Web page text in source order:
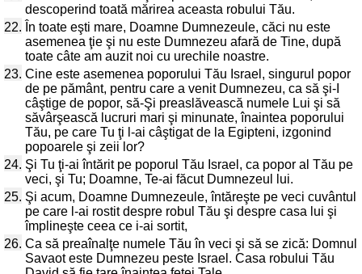
descoperind toată mărirea aceasta robului Tău.
22. În toate eşti mare, Doamne Dumnezeule, căci nu este
asemenea ţie şi nu este Dumnezeu afară de Tine, după
toate câte am auzit noi cu urechile noastre.
23. Cine este asemenea poporului Tău Israel, singurul popor
de pe pământ, pentru care a venit Dumnezeu, ca să şi-I
câştige de popor, să-Şi preaslăvească numele Lui şi să
săvârşească lucruri mari şi minunate, înaintea poporului
Tău, pe care Tu ţi l-ai câştigat de la Egipteni, izgonind
popoarele şi zeii lor?
24. Şi Tu ţi-ai întărit pe poporul Tău Israel, ca popor al Tău pe
veci, şi Tu; Doamne, Te-ai făcut Dumnezeul lui.
25. Şi acum, Doamne Dumnezeule, întăreşte pe veci cuvântul
pe care l-ai rostit despre robul Tău şi despre casa lui şi
împlineşte ceea ce i-ai sortit,
26. Ca să preaînalţe numele Tău în veci şi să se zică: Domnul
Savaot este Dumnezeu peste Israel. Casa robului Tău